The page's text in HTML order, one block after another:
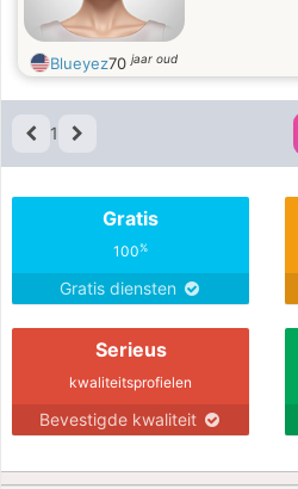
Blueyez70jaar oud
1
Gratis
100%
Gratis diensten
Serieus
kwaliteitsprofielen
Bevestigde kwaliteit